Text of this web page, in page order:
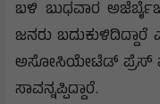
ಬಳಿ ಬುಧವಾರ
ಜನರು ಬದುಕುಳಿದಿದ್ದಾರೆ
ಅಸೋಸಿಯೇಟೆಡ್ ಪ್ರೆಸ್
ಸಾವನ್ನಪ್ಪಿದ್ದಾರೆ.